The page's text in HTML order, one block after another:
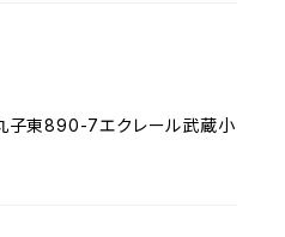
子東890-7エクレール武蔵小